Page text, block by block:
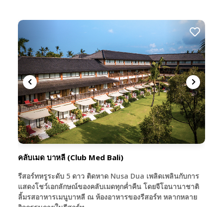
คลับเมด บาหลี (Club Med Bali)
รีสอร์ทหรูระดับ 5 ดาว ติดหาด Nusa Dua เพลิดเพลินกับการ
แสดงโชว์เอกลักษณ์ของคลับเมดทุกค่ำคืน โดยจีโอนานาชาติ
ลิ้มรสอาหารเมนูบาหลี ณ ห้องอาหารของรีสอร์ท หลากหลาย